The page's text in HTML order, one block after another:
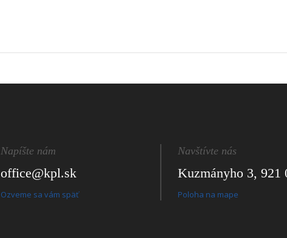
Napíšte nám
office@kpl.sk
Ozveme sa vám späť
Navštívte nás
Kuzmányho 3, 921
Poloha na mape